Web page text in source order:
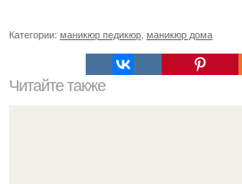
Категории: маникюр педикюр маникюр дома
Читайте также